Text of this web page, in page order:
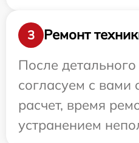
3
Ремонт
После
согласуем с вами
расчет, время
устранением